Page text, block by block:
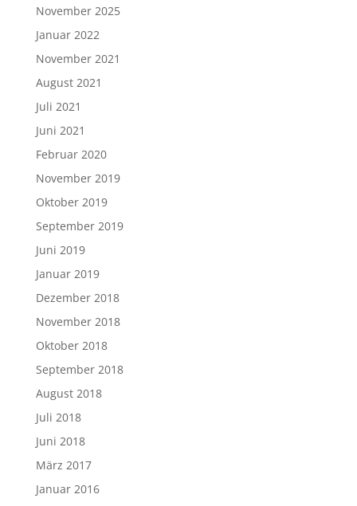
November 2025
Januar 2022
November 2021
August 2021
Juli 2021
Juni 2021
Februar 2020
November 2019
Oktober 2019
September 2019
Juni 2019
Januar 2019
Dezember 2018
November 2018
Oktober 2018
September 2018
August 2018
Juli 2018
Juni 2018
März 2017
Januar 2016